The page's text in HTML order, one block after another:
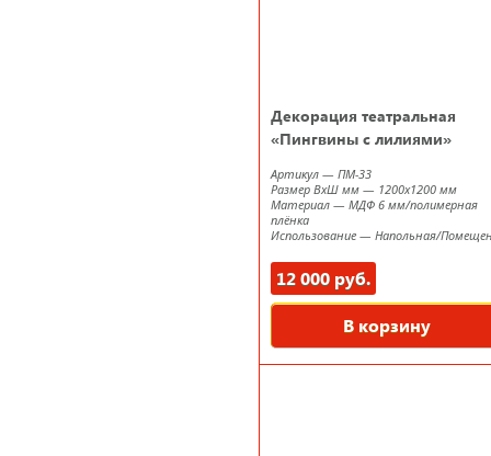
Декорация театральная
«Пингвины с лилиями»
Артикул — ПМ-33
Размер ВxШ мм — 1200х1200 мм
Материал — МДФ 6 мм/полимерная
плёнка
Использование — Напольная/
12 000 руб.
В корзину